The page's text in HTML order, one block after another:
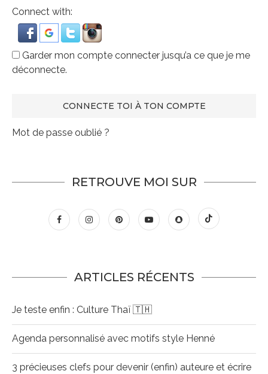
Connect with:
Garder mon compte connecter jusqu’a ce que je me
déconnecte.
Mot de passe oublié ?
RETROUVE MOI SUR
ARTICLES RÉCENTS
Je teste enfin : Culture Thaï 🇹🇭
Agenda personnalisé avec motifs style Henné
3 précieuses clefs pour devenir (enfin) auteure et écrire